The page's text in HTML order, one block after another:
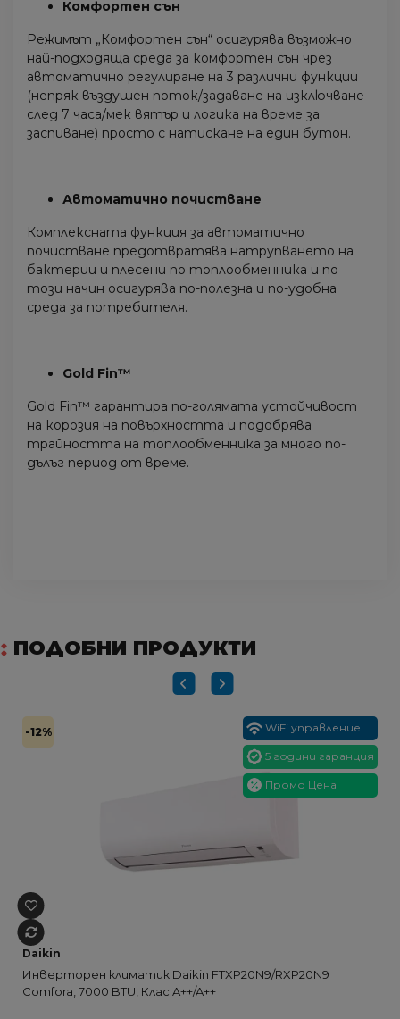
Комфортен сън
Режимът „Комфортен сън“ осигурява възможно
най-подходяща среда за комфортен сън чрез
автоматично регулиране на 3 различни функции
(непряк въздушен поток/задаване на изключване
след 7 часа/мек вятър и логика на време за
заспиване) просто с натискане на един бутон.
Автоматично почистване
Комплексната функция за автоматично
почистване предотвратява натрупването на
бактерии и плесени по топлообменника и по
този начин осигурява по-полезна и по-удобна
среда за потребителя.
Gold Fin™
Gold Fin™ гарантира по-голямата устойчивост
на корозия на повърхността и подобрява
трайността на топлообменника за много по-
дълъг период от време.
ПОДОБНИ ПРОДУКТИ
-12% WiFi управление
5 години гаранция
Промо Цена
Daikin
Инверторен климатик Daikin FTXP20N9/RXP20N9
Comfora, 7000 BTU, Клас A++/A++